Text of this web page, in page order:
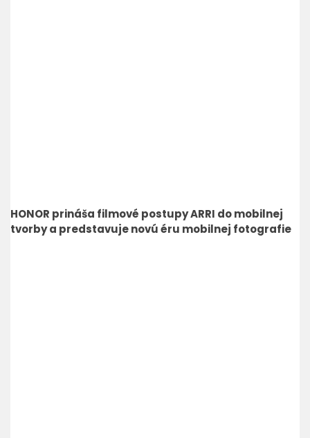
HONOR prináša filmové postupy ARRI do mobilnej
tvorby a predstavuje novú éru mobilnej fotografie